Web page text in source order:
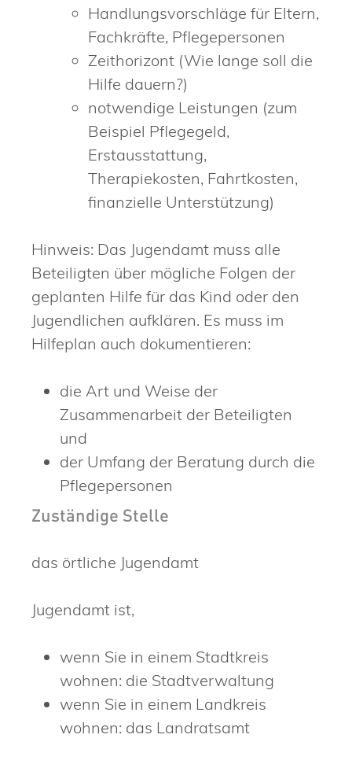
Handlungsvorschläge für Eltern,
Fachkräfte, Pflegepersonen
Zeithorizont (Wie lange soll die
Hilfe dauern?)
notwendige Leistungen (zum
Beispiel Pflegegeld,
Erstausstattung,
Therapiekosten, Fahrtkosten,
finanzielle Unterstützung)
Hinweis: Das Jugendamt muss alle
Beteiligten über mögliche Folgen der
geplanten Hilfe für das Kind oder den
Jugendlichen aufklären. Es muss im
Hilfeplan auch dokumentieren:
die Art und Weise der
Zusammenarbeit der Beteiligten
und
der Umfang der Beratung durch die
Pflegepersonen
Zuständige Stelle
das örtliche Jugendamt
Jugendamt ist,
wenn Sie in einem Stadtkreis
wohnen: die Stadtverwaltung
wenn Sie in einem Landkreis
wohnen: das Landratsamt